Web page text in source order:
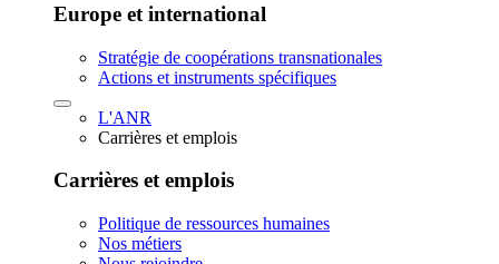
Europe et international
Stratégie de coopérations transnationales
Actions et instruments spécifiques
L'ANR
Carrières et emplois
Carrières et emplois
Politique de ressources humaines
Nos métiers